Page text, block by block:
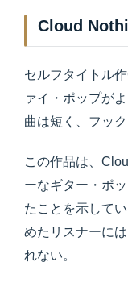
Cloud
セルフタイトル
ァイ・ポップが
曲は短く、フッ
この作品は、
ーなギター・ポ
たことを示して
めたリスナーに
れない。